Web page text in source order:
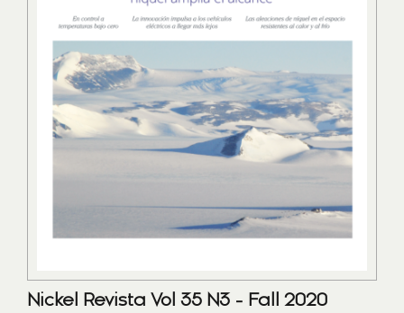
Nickel Revista Vol 35 N3 - Fall 2020